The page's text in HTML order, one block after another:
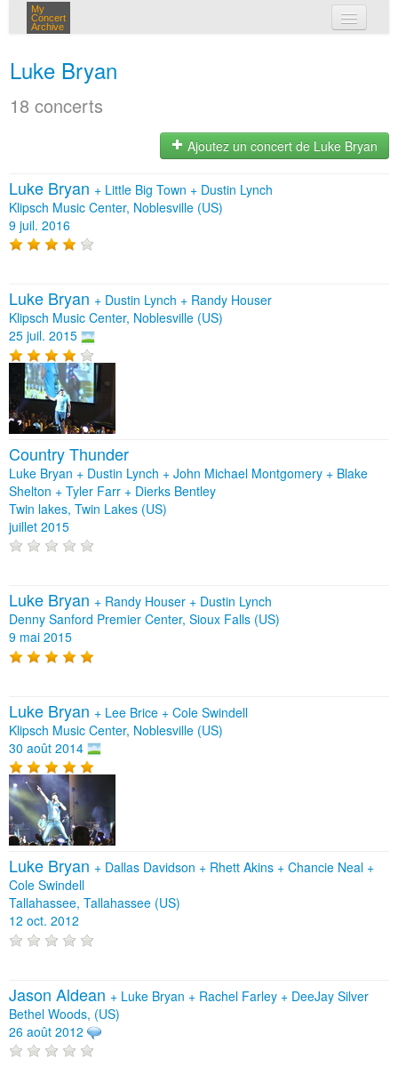
My
Concert
Archive
Luke Bryan
18 concerts
Ajoutez un concert de Luke Bryan
Luke Bryan + Little Big Town + Dustin Lynch
Klipsch Music Center, Noblesville (US)
9 juil. 2016
Luke Bryan + Dustin Lynch + Randy Houser
Klipsch Music Center, Noblesville (US)
25 juil. 2015
Country Thunder
Luke Bryan + Dustin Lynch + John Michael Montgomery + Blake
Shelton + Tyler Farr + Dierks Bentley
Twin lakes, Twin Lakes (US)
juillet 2015
Luke Bryan + Randy Houser + Dustin Lynch
Denny Sanford Premier Center, Sioux Falls (US)
9 mai 2015
Luke Bryan + Lee Brice + Cole Swindell
Klipsch Music Center, Noblesville (US)
30 août 2014
Luke Bryan + Dallas Davidson + Rhett Akins + Chancie Neal +
Cole Swindell
Tallahassee, Tallahassee (US)
12 oct. 2012
Jason Aldean + Luke Bryan + Rachel Farley + DeeJay Silver
Bethel Woods, (US)
26 août 2012